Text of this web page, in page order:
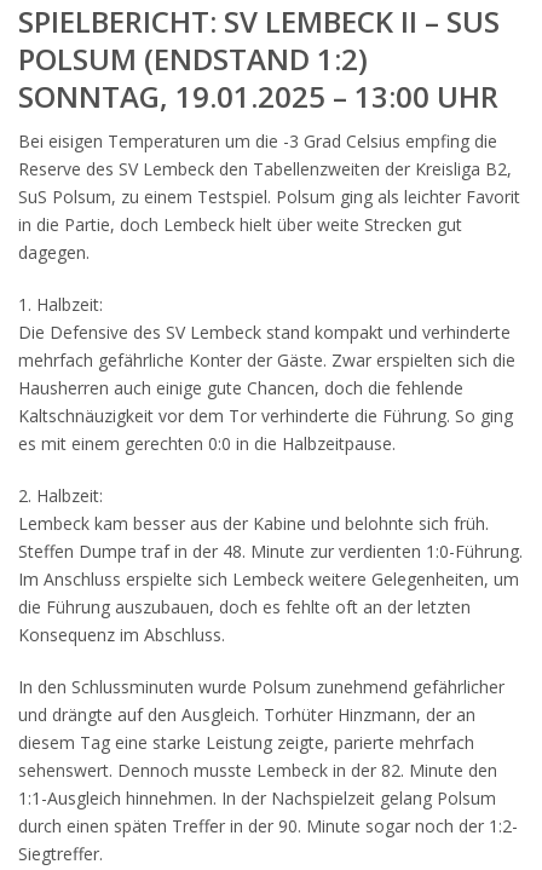
SPIELBERICHT: SV LEMBECK II – SUS
POLSUM (ENDSTAND 1:2)
SONNTAG, 19.01.2025 – 13:00 UHR
Bei eisigen Temperaturen um die -3 Grad Celsius empfing die
Reserve des SV Lembeck den Tabellenzweiten der Kreisliga B2,
SuS Polsum, zu einem Testspiel. Polsum ging als leichter Favorit
in die Partie, doch Lembeck hielt über weite Strecken gut
dagegen.
1. Halbzeit:
Die Defensive des SV Lembeck stand kompakt und verhinderte
mehrfach gefährliche Konter der Gäste. Zwar erspielten sich die
Hausherren auch einige gute Chancen, doch die fehlende
Kaltschnäuzigkeit vor dem Tor verhinderte die Führung. So ging
es mit einem gerechten 0:0 in die Halbzeitpause.
2. Halbzeit:
Lembeck kam besser aus der Kabine und belohnte sich früh.
Steffen Dumpe traf in der 48. Minute zur verdienten 1:0-Führung.
Im Anschluss erspielte sich Lembeck weitere Gelegenheiten, um
die Führung auszubauen, doch es fehlte oft an der letzten
Konsequenz im Abschluss.
In den Schlussminuten wurde Polsum zunehmend gefährlicher
und drängte auf den Ausgleich. Torhüter Hinzmann, der an
diesem Tag eine starke Leistung zeigte, parierte mehrfach
sehenswert. Dennoch musste Lembeck in der 82. Minute den
1:1-Ausgleich hinnehmen. In der Nachspielzeit gelang Polsum
durch einen späten Treffer in der 90. Minute sogar noch der 1:2-
Siegtreffer.